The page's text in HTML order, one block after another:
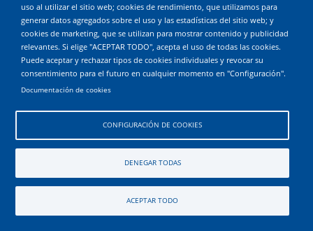
uso al utilizar el sitio web; cookies de rendimiento, que utilizamos para
generar datos agregados sobre el uso y las estadísticas del sitio web; y
cookies de marketing, que se utilizan para mostrar contenido y publicidad
relevantes. Si elige "ACEPTAR TODO", acepta el uso de todas las cookies.
Puede aceptar y rechazar tipos de cookies individuales y revocar su
consentimiento para el futuro en cualquier momento en "Configuración".
Documentación de cookies
CONFIGURACIÓN DE COOKIES
DENEGAR TODAS
ACEPTAR TODO